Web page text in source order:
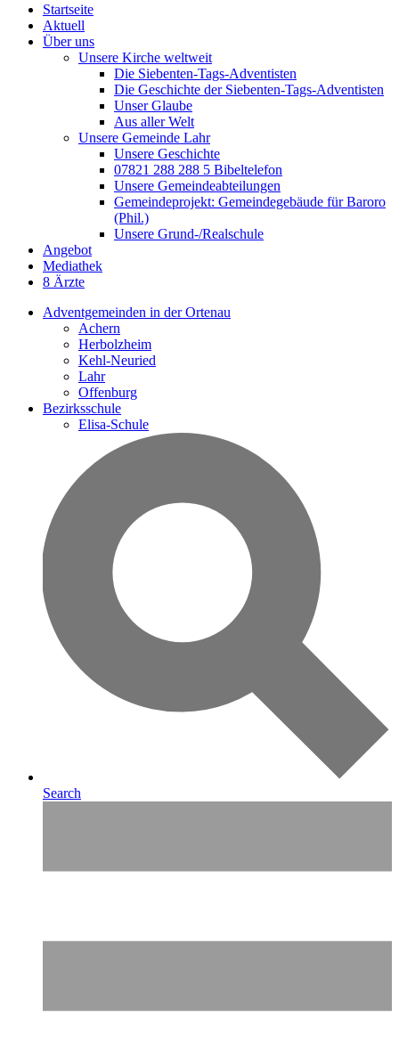
Startseite
Aktuell
Über uns
Unsere Kirche weltweit
Die Siebenten-Tags-Adventisten
Die Geschichte der Siebenten-Tags-Adventisten
Unser Glaube
Aus aller Welt
Unsere Gemeinde Lahr
Unsere Geschichte
07821 288 288 5 Bibeltelefon
Unsere Gemeindeabteilungen
Gemeindeprojekt: Gemeindegebäude für Baroro
(Phil.)
Unsere Grund-/Realschule
Angebot
Mediathek
8 Ärzte
Adventgemeinden in der Ortenau
Achern
Herbolzheim
Kehl-Neuried
Lahr
Offenburg
Bezirksschule
Elisa-Schule
Search